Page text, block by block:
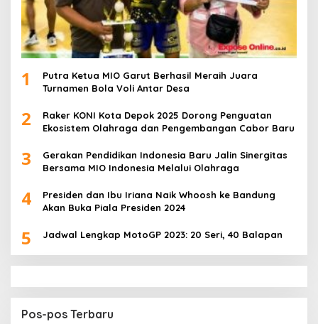
1
Putra Ketua MIO Garut Berhasil Meraih Juara
Turnamen Bola Voli Antar Desa
2
Raker KONI Kota Depok 2025 Dorong Penguatan
Ekosistem Olahraga dan Pengembangan Cabor Baru
3
Gerakan Pendidikan Indonesia Baru Jalin Sinergitas
Bersama MIO Indonesia Melalui Olahraga
4
Presiden dan Ibu Iriana Naik Whoosh ke Bandung
Akan Buka Piala Presiden 2024
5 Jadwal Lengkap MotoGP 2023: 20 Seri, 40 Balapan
Pos-pos Terbaru